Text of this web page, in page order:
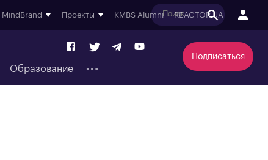
MindBrand Проекты KMBS Alumni REACTOR.UA
Образование
Подписаться